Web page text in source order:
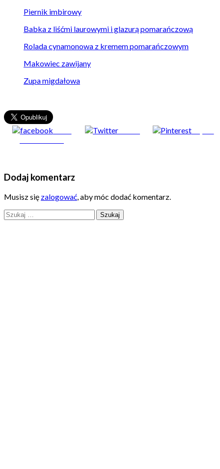
Piernik imbirowy
Babka z liśćmi laurowymi i glazurą pomarańczową
Rolada cynamonowa z kremem pomarańczowym
Makowiec zawijany
Zupa migdałowa
Zapisz
Dodaj komentarz
Musisz się zalogować, aby móc dodać komentarz.
Szukaj: